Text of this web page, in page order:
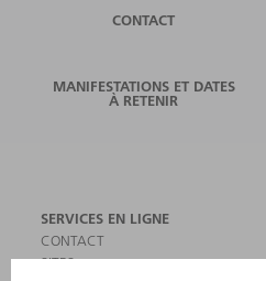
CONTACT
MANIFESTATIONS ET DATES
À RETENIR
SERVICES EN LIGNE
CONTACT
SITES